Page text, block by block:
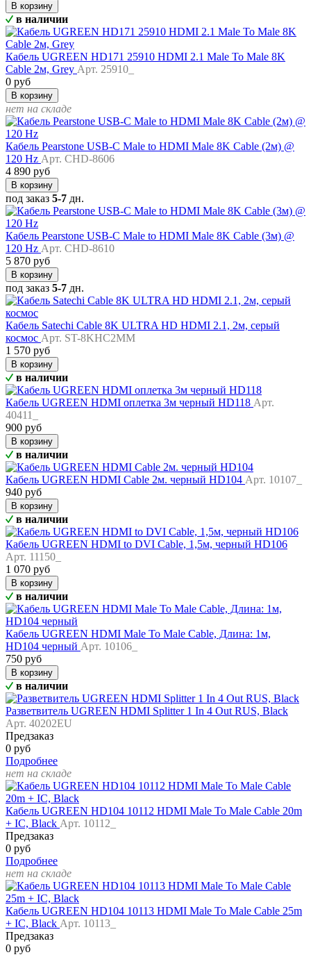
В корзину
в наличии
Кабель UGREEN HD171 25910 HDMI 2.1 Male To Male 8K
Cable 2м, Grey Арт. 25910_
0 руб
В корзину
нет на складе
Кабель Pearstone USB-C Male to HDMI Male 8K Cable (2м) @
120 Hz Арт. CHD-8606
4 890 руб
В корзину
под заказ 5-7 дн.
Кабель Pearstone USB-C Male to HDMI Male 8K Cable (3м) @
120 Hz Арт. CHD-8610
5 870 руб
В корзину
под заказ 5-7 дн.
Кабель Satechi Cable 8K ULTRA HD HDMI 2.1, 2м, серый
космос Арт. ST-8KHC2MM
1 570 руб
В корзину
в наличии
Кабель UGREEN HDMI оплетка 3м черный HD118 Арт.
40411_
900 руб
В корзину
в наличии
Кабель UGREEN HDMI Cable 2м. черный HD104 Арт. 10107_
940 руб
В корзину
в наличии
Кабель UGREEN HDMI to DVI Cable, 1,5м, черный HD106
Арт. 11150_
1 070 руб
В корзину
в наличии
Кабель UGREEN HDMI Male To Male Cable, Длина: 1м,
HD104 черный Арт. 10106_
750 руб
В корзину
в наличии
Разветвитель UGREEN HDMI Splitter 1 In 4 Out RUS, Black
Арт. 40202EU
Предзаказ
0 руб
Подробнее
нет на складе
Кабель UGREEN HD104 10112 HDMI Male To Male Cable 20m
+ IC, Black Арт. 10112_
Предзаказ
0 руб
Подробнее
нет на складе
Кабель UGREEN HD104 10113 HDMI Male To Male Cable 25m
+ IC, Black Арт. 10113_
Предзаказ
0 руб